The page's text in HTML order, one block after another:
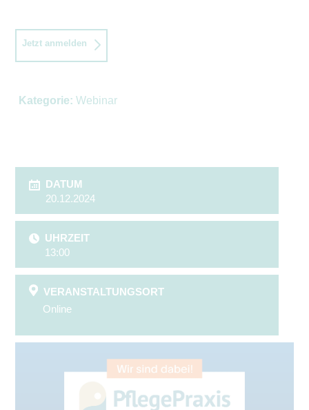
Jetzt anmelden
Kategorie: Webinar
DATUM
20.12.2024
UHRZEIT
13:00
VERANSTALTUNGSORT
Online